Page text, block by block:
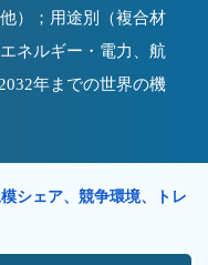
）；用途別（複合材
ネルギー・電力、航
年までの世界の機
シェア、競争環境、トレ